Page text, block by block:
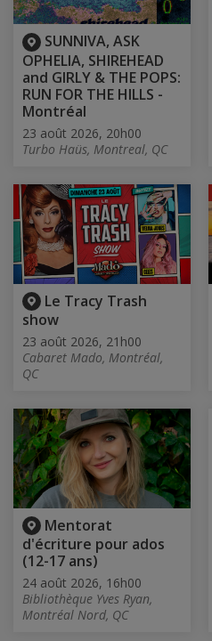
SUNNIVA, ASK
OPHELIA, SHIREHEAD
and GIRLY & THE POPS:
RUN FOR THE HILLS -
Montréal
23 août 2026, 20h00
Turbo Haüs, Montreal, QC
Le Tracy Trash
show
23 août 2026, 21h00
Cabaret Mado, Montréal,
QC
Mentorat
d'écriture pour ados
(12-17 ans)
24 août 2026, 16h00
Bibliothèque Yves Ryan,
Montréal Nord, QC